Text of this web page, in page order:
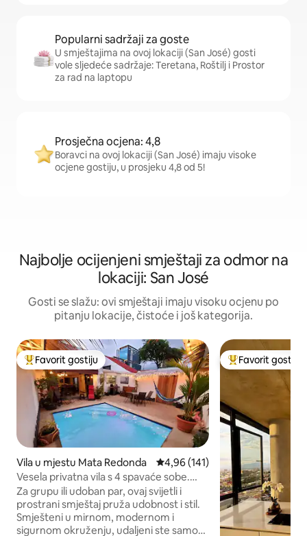
Popularni sadržaji za goste
U smještajima na ovoj lokaciji (San José) gosti
vole sljedeće sadržaje: Teretana, Roštilj i Prostor
za rad na laptopu
Prosječna ocjena: 4,8
Boravci na ovoj lokaciji (San José) imaju visoke
ocjene gostiju, u prosjeku 4,8 od 5!
Najbolje ocijenjeni smještaji za odmor na
lokaciji: San José
Gosti se slažu: ovi smještaji imaju visoku ocjenu po
pitanju lokacije, čistoće i još kategorija.
Glavni favorit gostiju
Favorit gostiju
Vila u mjestu Mata Redonda Prosječna ocjena: 4,96 od 5,
4,96 (141)
Vesela privatna vila s 4 spavaće sobe.
Grijani bazen s klima-uređajem
Za grupu ili udoban par, ovaj svijetli i
prostrani smještaj pruža udobnost i stil.
Smješteni u mirnom, modernom i
sigurnom okruženju, udaljeni ste samo
Glavni favorit
Favorit gostiju